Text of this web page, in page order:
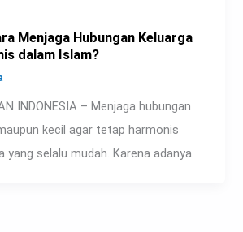
Menjaga Hubungan Keluarga
dalam Islam?
INDONESIA – Menjaga hubungan
kecil agar tetap harmonis
yang selalu mudah. Karena adanya